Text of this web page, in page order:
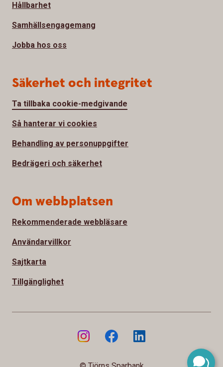
Hållbarhet
Samhällsengagemang
Jobba hos oss
Säkerhet och integritet
Ta tillbaka cookie-medgivande
Så hanterar vi cookies
Behandling av personuppgifter
Bedrägeri och säkerhet
Om webbplatsen
Rekommenderade webbläsare
Användarvillkor
Sajtkarta
Tillgänglighet